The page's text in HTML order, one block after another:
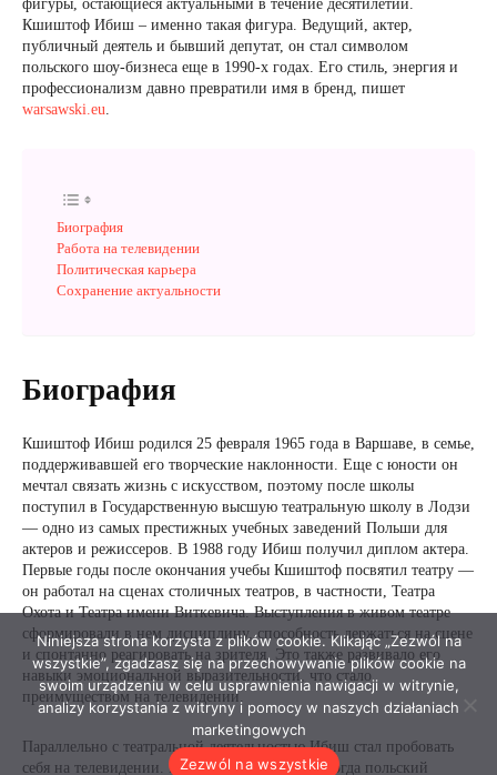
Niniejsza strona korzysta z plików cookie. Klikając „Zezwól na
wszystkie”, zgadzasz się na przechowywanie plików cookie na
swoim urządzeniu w celu usprawnienia nawigacji w witrynie,
analizy korzystania z witryny i pomocy w naszych działaniach
marketingowych
Zezwól na wszystkie